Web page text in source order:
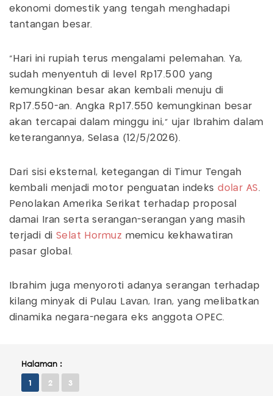
ekonomi domestik yang tengah menghadapi
tantangan besar.
"Hari ini rupiah terus mengalami pelemahan. Ya,
sudah menyentuh di level Rp17.500 yang
kemungkinan besar akan kembali menuju di
Rp17.550-an. Angka Rp17.550 kemungkinan besar
akan tercapai dalam minggu ini," ujar Ibrahim dalam
keterangannya, Selasa (12/5/2026).
Dari sisi eksternal, ketegangan di Timur Tengah
kembali menjadi motor penguatan indeksdolar AS .
Penolakan Amerika Serikat terhadap proposal
damai Iran serta serangan-serangan yang masih
terjadi di Selat Hormuz memicu kekhawatiran
pasar global.
Ibrahim juga menyoroti adanya serangan terhadap
kilang minyak di Pulau Lavan, Iran, yang melibatkan
dinamika negara-negara eks anggota OPEC.
Halaman :
1 2 3